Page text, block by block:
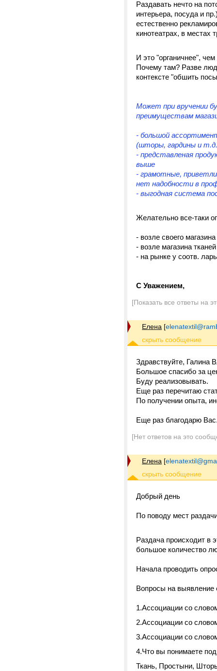
Раздавать нечто на
интерьера, посуда и
естественно
кинотеатрах, в местах
И это "органичнее",
Почему там? Разве
контексте "обшить
Может при вручении
преимуществам
- большой
(шторы, гардины и
- представленая
выше
- грамотные,
нет надобности в
- выгодная система
Желательно все-таки
- возле своего магазина
- возле магазина тканей
- на рынке у соотв.
С Уважением,
[Показать все ответы на
Елена [
Здравствуйте, Галина
Большое спасибо за
Буду реализовывать.
Еще раз перечитаю
По получении опыта,
Еще раз благодарю
[Нет ответов на это
Елена [
Добрый день
По поводу мест
Раздача происходит в
большое количество
Начала проводить
Вопросы на выявление
1.Ассоциации со
2.Ассоциации со
3.Ассоциации со
4.Что вы понимаете
Ткань, Простыни,